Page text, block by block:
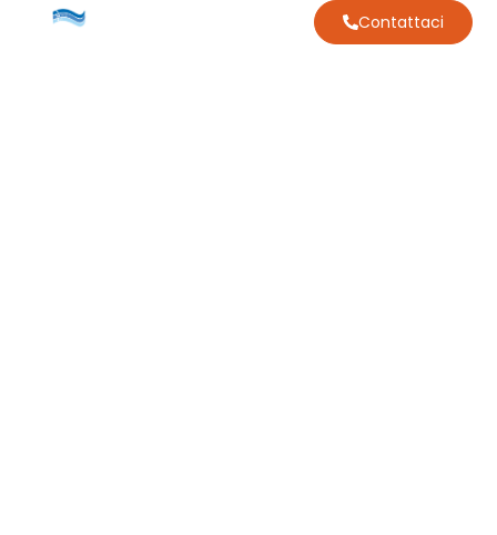
Contattaci